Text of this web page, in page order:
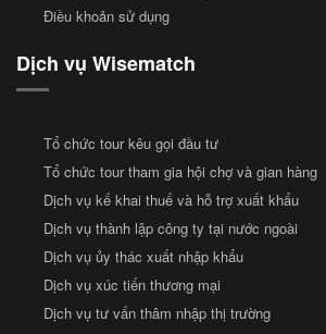
Điều khoản sử dụng
Dịch vụ Wisematch
Tổ chức tour kêu gọi đầu tư
Tổ chức tour tham gia hội chợ và gian hàng
Dịch vụ kế khai thuế và hỗ trợ xuất khẩu
Dịch vụ thành lập công ty tại nước ngoài
Dịch vụ ủy thác xuất nhập khẩu
Dịch vụ xúc tiến thương mại
Dịch vụ tư vấn thâm nhập thị trường